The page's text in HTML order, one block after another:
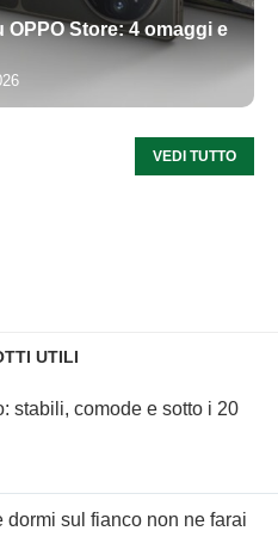
OPPO Store: 4 omaggi e
VEDI TUTTO
UTILI
stabili, comode e sotto i 20
dormi sul fianco non ne farai